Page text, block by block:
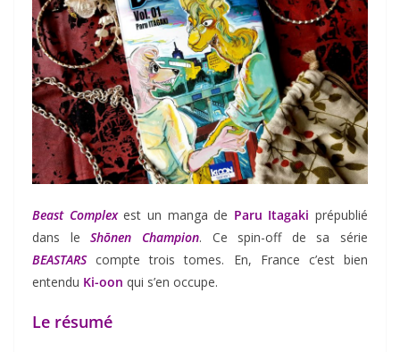
Beast Complexest un manga de Paru Itagaki prépublié
dans leShōnen Champion. Ce spin-off de sa série
BEASTARScompte trois tomes. En, France c’est bien
entendu Ki-oon qui s’en occupe.
Le résumé